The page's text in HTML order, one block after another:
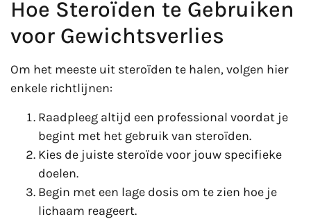
Hoe Steroïden te Gebruiken
voor Gewichtsverlies
Om het meeste uit steroïden te halen, volgen hier
enkele richtlijnen:
Raadpleeg altijd een professional voordat je
begint met het gebruik van steroïden.
Kies de juiste steroïde voor jouw specifieke
doelen.
Begin met een lage dosis om te zien hoe je
lichaam reageert.